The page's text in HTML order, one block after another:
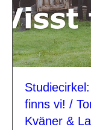
finns vi! /
Kväner &